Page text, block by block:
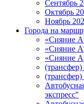
Сентябрь
Октябрь
Ноябрь
Города на
«Сияние
«Сияние
«Сияние
(трансфер)
экспресс"